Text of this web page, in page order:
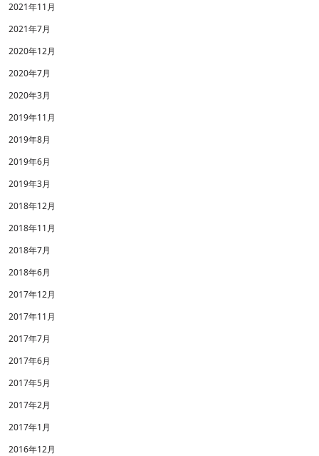
2021年11月
2021年7月
2020年12月
2020年7月
2020年3月
2019年11月
2019年8月
2019年6月
2019年3月
2018年12月
2018年11月
2018年7月
2018年6月
2017年12月
2017年11月
2017年7月
2017年6月
2017年5月
2017年2月
2017年1月
2016年12月